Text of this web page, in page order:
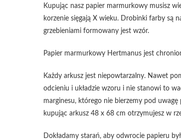
Kupując nasz papier marmurkowy musisz
korzenie sięgają X wieku. Drobinki farby są
grzebieniami formowany jest wzór.
Papier marmurkowy Hertmanus jest
Każdy arkusz jest niepowtarzalny. Nawet
odcieniu i układzie wzoru i nie stanowi to
marginesu, którego nie bierzemy pod
kupując arkusz 48 x 68 cm otrzymujesz w
Dokładamy starań, aby odwrocie papieru